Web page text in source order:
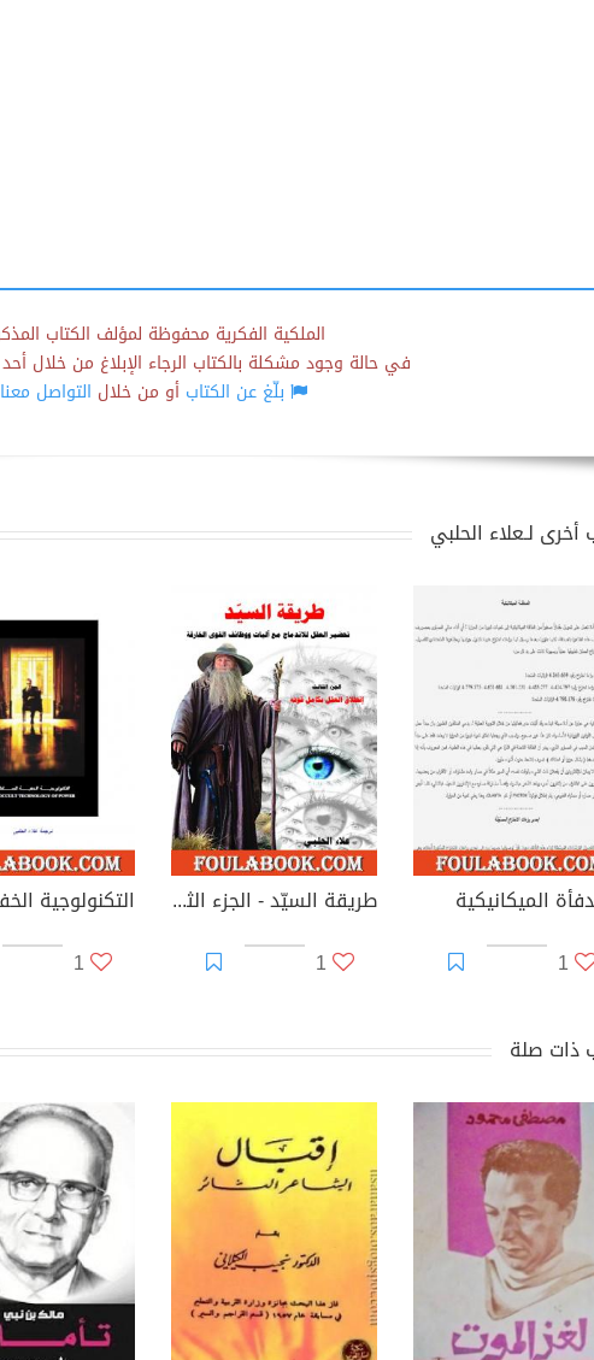
الملكية الفكرية محفوظة لمؤلف الكتاب
في حالة وجود مشكلة بالكتاب الرجاء الإبلاغ من خلال أحد
بلّغ عن الكتابأو من خلال التواصل معنا
لـعلاء الحلبي
الميكانيكية
1
طريقة السيّد - الجزء الثالث
1
1
ذات صلة